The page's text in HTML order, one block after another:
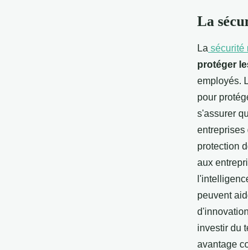
La
La sécurité
protéger
employés.
pour
s'assurer
entreprises
protection
aux
peuvent
investir du
avantage